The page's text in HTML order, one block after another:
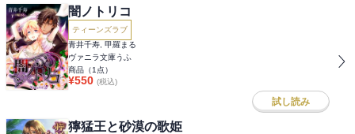
闇ノトリコ
ティーンズラブ
青井千寿, 甲羅まる
ヴァニラ文庫うふ
商品（1 点）
¥550 (税込)
試し読み
獰猛王と砂漠の歌姫